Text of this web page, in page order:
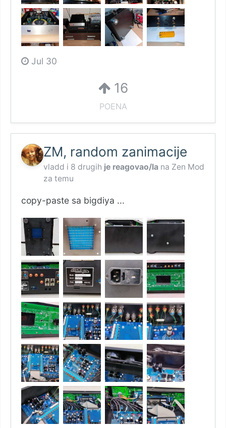
Jul 30
16
POENA
ZM, random zanimacije
vladd i 8 drugih je reagovao/la na Zen Mod
za temu
copy-paste sa bigdiya ...